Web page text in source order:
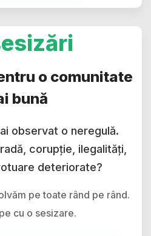
o comunitate
bună
observat o neregulă.
corupție, ilegalități,
deteriorate?
pe toate rând pe rând.
cu o sesizare.